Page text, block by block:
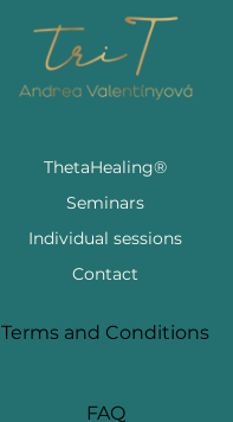
ThetaHealing®
Seminars
Individual sessions
Contact
Terms and Conditions
FAQ